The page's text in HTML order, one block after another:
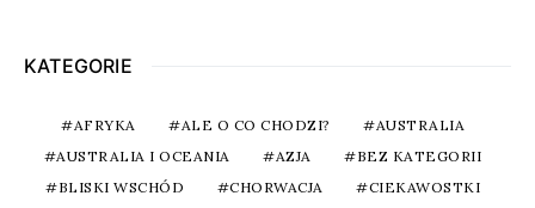
KATEGORIE
AFRYKA ALE O CO CHODZI?
AUSTRALIA
AUSTRALIA I OCEANIA
AZJA
BEZ KATEGORII
BLISKI WSCHÓD
CHORWACJA
CIEKAWOSTKI